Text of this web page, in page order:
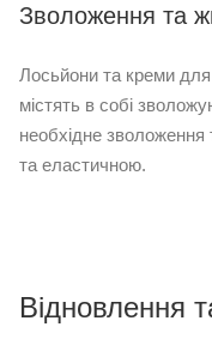
Зволоження та
Лосьйони та креми
містять в собі
необхідне
та еластичною.
Відновлення